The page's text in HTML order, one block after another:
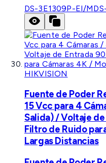
DS-3E1309P-EI/M
HIKVISION
Fuente de Poder
15 Vcc para 4
Salida) / Voltaje
Filtro de Ruido
Largas Distancias